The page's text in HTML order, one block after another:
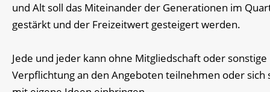
und Alt soll das Miteinander der Generationen im
gestärkt und der Freizeitwert gesteigert werden.
Jede und jeder kann ohne Mitgliedschaft oder sonstige
Verpflichtung an den Angeboten teilnehmen oder sich